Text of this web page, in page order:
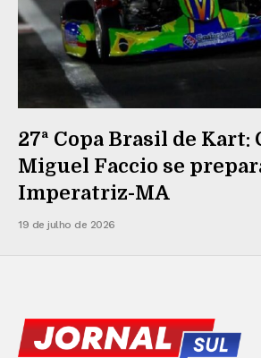
27ª Copa Brasil de
Miguel Faccio se
Imperatriz-MA
19 de julho de 2026